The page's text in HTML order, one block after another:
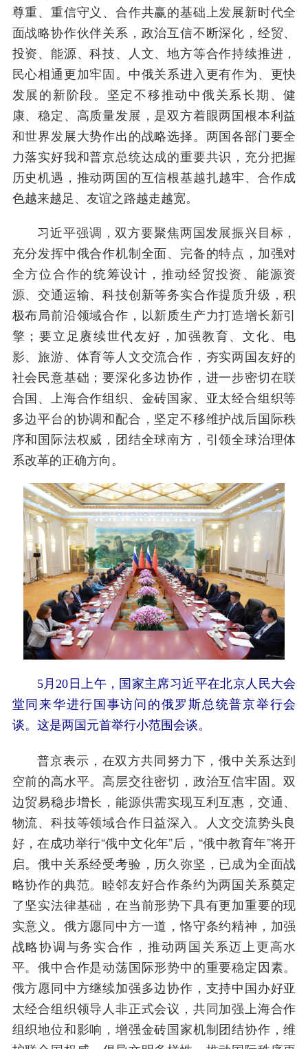
尊重、重信守义、合作共赢的基础上发展新时代全
面战略协作伙伴关系，政治互信不断深化，经贸、
投资、能源、科技、人文、地方等合作持续推进，
民心相通更加牢固。中俄关系进入更有作为、更快
发展的新阶段。坚定不移推动中俄关系长期、健
康、稳定、高质量发展，是双方着眼两国根本利益
和世界发展大势作出的战略选择。两国各部门要全
力落实好我和普京总统达成的重要共识，充分把握
历史机遇，推动两国的互信根基越扎越牢、合作成
色越来越足、友谊之路越走越宽。
习近平强调，双方要聚焦两国发展振兴目标，
充分发挥中俄合作机制全面、完备的特点，加强对
全方位合作的统筹设计，推动经贸投资、能源资
源、交通运输、科技创新等务实合作提质升级，积
极布局前沿领域合作，以新质生产力打造增长新引
擎；要立足赓续世代友好，加强教育、文化、电
影、旅游、体育等人文交流合作，夯实两国友好的
社会民意基础；要深化多边协作，进一步密切在联
合国、上海合作组织、金砖国家、亚太经合组织等
多边平台的协调和配合，坚定不移维护战后国际秩
序和国际法权威，团结全球南方，引领全球治理体
系改革的正确方向。
5月20日上午，国家主席习近平在北京人民大会
堂同来华进行国事访问的俄罗斯总统普京举行会
谈。这是两国元首举行小范围会谈。
普京表示，在双方共同努力下，俄中关系达到
空前的高水平。高层交往密切，政治互信牢固。双
边贸易稳步增长，能源供需实现互利互惠，交通、
物流、科技等领域合作日益深入。人文交流势头良
好，在成功举行“俄中文化年”后，“俄中教育年”将开
启。俄中关系经受考验，历久弥坚，已成为全面战
略协作的典范。睦邻友好合作条约为两国关系奠定
了坚实法律基础，在当前形势下具有更加重要的现
实意义。俄方愿同中方一道，恪守条约精神，加强
战略协调与务实合作，推动两国关系迈上更高水
平。俄中合作是动荡国际形势中的重要稳定因素。
俄方愿同中方继续加强多边协作，支持中国办好亚
太经合组织领导人非正式会议，共同加强上海合作
组织地位和影响，增强金砖国家机制团结协作，维